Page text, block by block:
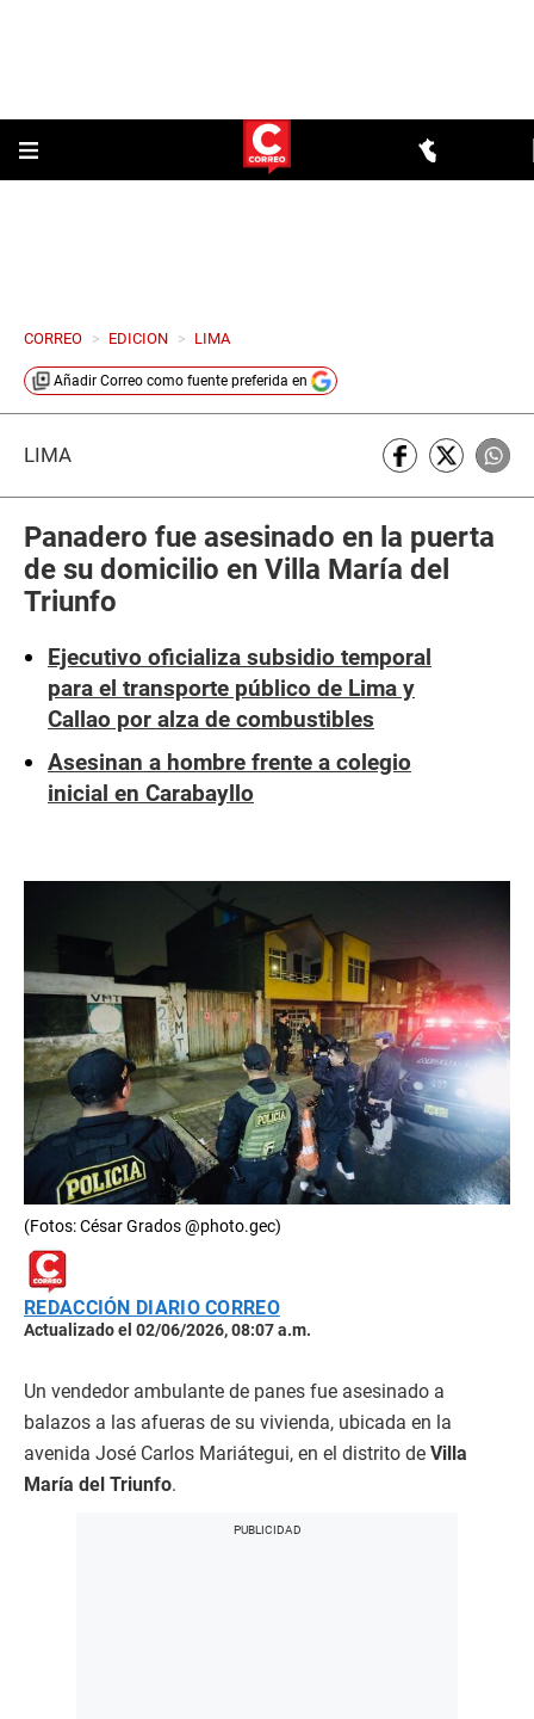
CORREO > EDICION > LIMA
Añadir Correo como fuente preferida en
LIMA
Panadero fue asesinado en la puerta
de su domicilio en Villa María del
Triunfo
Ejecutivo oficializa subsidio temporal
para el transporte público de Lima y
Callao por alza de combustibles
Asesinan a hombre frente a colegio
inicial en Carabayllo
(Fotos: César Grados @photo.gec)
REDACCIÓN DIARIO CORREO
Actualizado el 02/06/2026, 08:07 a.m.
Un vendedor ambulante de panes fue asesinado a
balazos a las afueras de su vivienda, ubicada en la
avenida José Carlos Mariátegui, en el distrito de Villa
María del Triunfo.